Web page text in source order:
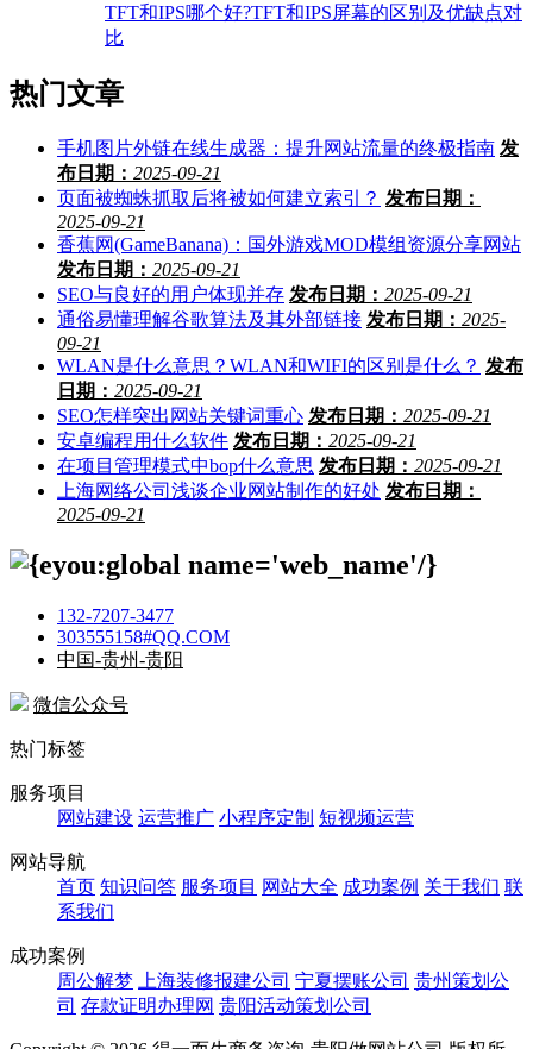
TFT和IPS哪个好?TFT和IPS屏幕的区别及优缺点对
比
热门文章
手机图片外链在线生成器：提升网站流量的终极指南 发
布日期： 2025-09-21
页面被蜘蛛抓取后将被如何建立索引？ 发布日期：
2025-09-21
香蕉网(GameBanana)：国外游戏MOD模组资源分享网站
发布日期： 2025-09-21
SEO与良好的用户体现并存 发布日期： 2025-09-21
通俗易懂理解谷歌算法及其外部链接 发布日期： 2025-
09-21
WLAN是什么意思？WLAN和WIFI的区别是什么？ 发布
日期： 2025-09-21
SEO怎样突出网站关键词重心 发布日期： 2025-09-21
安卓编程用什么软件 发布日期： 2025-09-21
在项目管理模式中bop什么意思 发布日期： 2025-09-21
上海网络公司浅谈企业网站制作的好处 发布日期：
2025-09-21
132-7207-3477
303555158#QQ.COM
中国-贵州-贵阳
微信公众号
热门标签
服务项目
网站建设 运营推广 小程序定制 短视频运营
网站导航
首页 知识问答 服务项目 网站大全 成功案例 关于我们 联
系我们
成功案例
周公解梦
上海装修报建公司 宁夏摆账公司 贵州策划公
司 存款证明办理网 贵阳活动策划公司